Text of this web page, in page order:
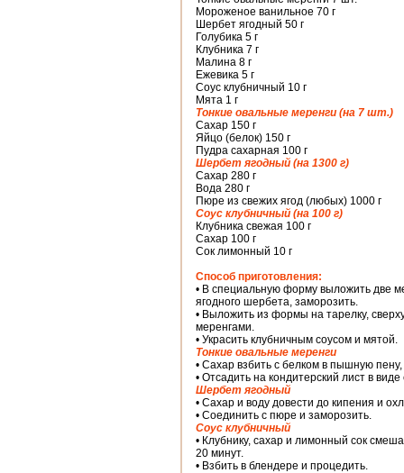
Мороженое ванильное 70 г
Шербет ягодный 50 г
Голубика 5 г
Клубника 7 г
Малина 8 г
Ежевика 5 г
Соус клубничный 10 г
Мята 1 г
Тонкие овальные меренги (на 7 шт.)
Сахар 150 г
Яйцо (белок) 150 г
Пудра сахарная 100 г
Шербет ягодный (на 1300 г)
Сахар 280 г
Вода 280 г
Пюре из свежих ягод (любых) 1000 г
Соус клубничный (на 100 г)
Клубника свежая 100 г
Сахар 100 г
Сок лимонный 10 г
Способ приготовления:
• В специальную форму выложить две
ягодного шербе­та, заморозить.
• Выложить из формы на тарелку,
меренгами.
• Украсить клубничным соусом и мятой.
Тонкие овальные меренги
• Сахар взбить с белком в пышную
• Отсадить на кондитерский лист в
Шербет ягодный
• Сахар и воду довести до кипения и
• Соединить с пюре и заморозить.
Соус клубничный
• Клубнику, сахар и лимонный сок
20 минут.
• Взбить в блендере и процедить.